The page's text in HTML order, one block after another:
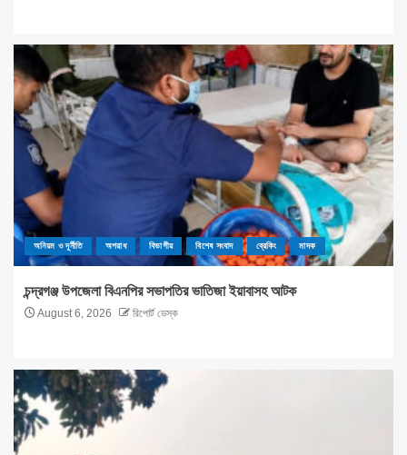
অনিয়ম ও দূর্নীতি অপরাধ বিভাগীয় বিশেষ সংবাদ ব্রেকিং মাদক
চন্দ্রগঞ্জ উপজেলা বিএনপির সভাপতির ভাতিজা ইয়াবাসহ আটক
August 6, 2026 রিপোর্ট ডেস্ক